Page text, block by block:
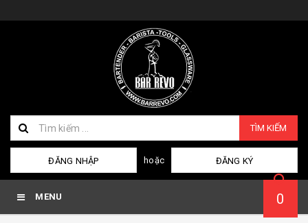
TÌM KIẾM
ĐĂNG NHẬP hoặc ĐĂNG KÝ
MENU 0